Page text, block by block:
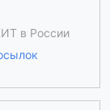
в России